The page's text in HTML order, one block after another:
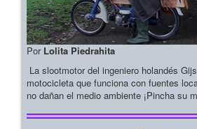
Por Lolita Piedrahita
La slootmotor del ingeniero holandés
motocicleta que funciona con fuentes
no dañan el medio ambiente ¡Pincha su